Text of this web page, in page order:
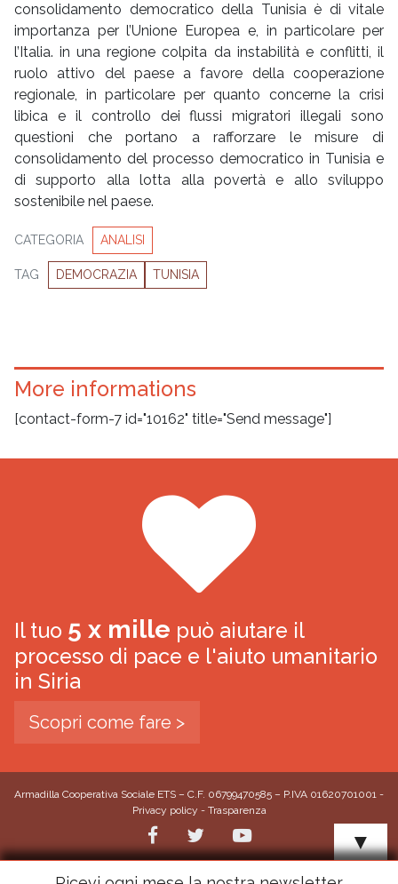
consolidamento democratico della Tunisia è di vitale
importanza per l’Unione Europea e, in particolare per
l’Italia. in una regione colpita da instabilità e conflitti, il
ruolo attivo del paese a favore della cooperazione
regionale, in particolare per quanto concerne la crisi
libica e il controllo dei flussi migratori illegali sono
questioni che portano a rafforzare le misure di
consolidamento del processo democratico in Tunisia e
di supporto alla lotta alla povertà e allo sviluppo
sostenibile nel paese.
CATEGORIA ANALISI
TAG DEMOCRAZIA TUNISIA
More informations
[contact-form-7 id="10162" title="Send message"]
Il tuo 5 x mille può aiutare il
processo di pace e l'aiuto umanitario
in Siria
Scopri come fare >
Armadilla Cooperativa Sociale ETS – C.F. 06799470585 – P.IVA 01620701001 -
Privacy policy - Trasparenza
▼